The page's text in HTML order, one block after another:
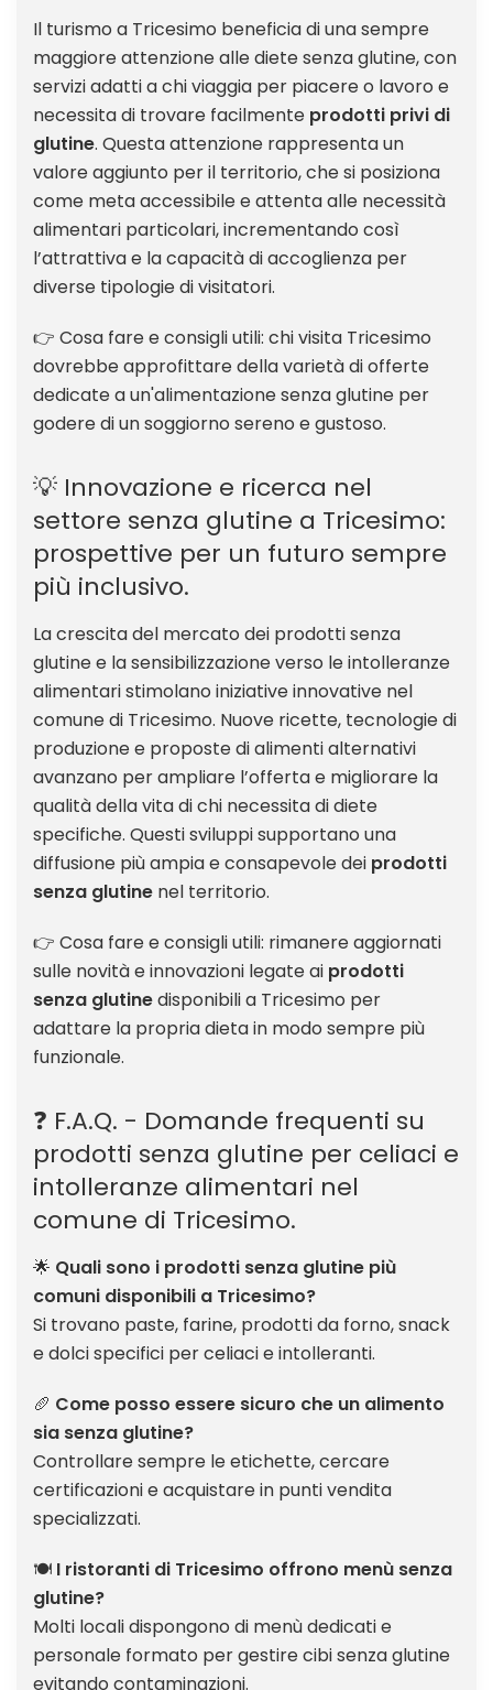
Il turismo a Tricesimo beneficia di una sempre
maggiore attenzione alle diete senza glutine, con
servizi adatti a chi viaggia per piacere o lavoro e
necessita di trovare facilmente prodotti privi di
glutine. Questa attenzione rappresenta un
valore aggiunto per il territorio, che si posiziona
come meta accessibile e attenta alle necessità
alimentari particolari, incrementando così
l’attrattiva e la capacità di accoglienza per
diverse tipologie di visitatori.
👉 Cosa fare e consigli utili: chi visita Tricesimo
dovrebbe approfittare della varietà di offerte
dedicate a un'alimentazione senza glutine per
godere di un soggiorno sereno e gustoso.
💡 Innovazione e ricerca nel
settore senza glutine a Tricesimo:
prospettive per un futuro sempre
più inclusivo.
La crescita del mercato dei prodotti senza
glutine e la sensibilizzazione verso le intolleranze
alimentari stimolano iniziative innovative nel
comune di Tricesimo. Nuove ricette, tecnologie di
produzione e proposte di alimenti alternativi
avanzano per ampliare l’offerta e migliorare la
qualità della vita di chi necessita di diete
specifiche. Questi sviluppi supportano una
diffusione più ampia e consapevole dei prodotti
senza glutine nel territorio.
👉 Cosa fare e consigli utili: rimanere aggiornati
sulle novità e innovazioni legate ai prodotti
senza glutinedisponibili a Tricesimo per
adattare la propria dieta in modo sempre più
funzionale.
❓ F.A.Q. - Domande frequenti su
prodotti senza glutine per celiaci e
intolleranze alimentari nel
comune di Tricesimo.
🌟 Quali sono i prodotti senza glutine più
comuni disponibili a Tricesimo?
Si trovano paste, farine, prodotti da forno, snack
e dolci specifici per celiaci e intolleranti.
🥖 Come posso essere sicuro che un alimento
sia senza glutine?
Controllare sempre le etichette, cercare
certificazioni e acquistare in punti vendita
specializzati.
🍽️ I ristoranti di Tricesimo offrono menù senza
glutine?
Molti locali dispongono di menù dedicati e
personale formato per gestire cibi senza glutine
evitando contaminazioni.